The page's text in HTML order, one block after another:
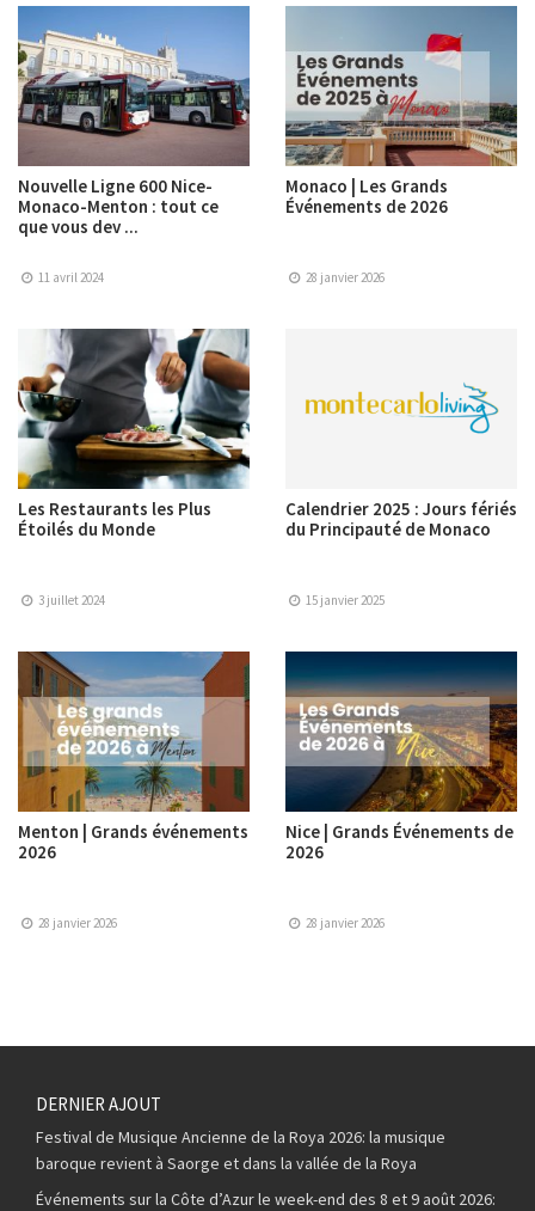
Nouvelle Ligne 600 Nice-
Monaco-Menton : tout ce
que vous dev ...
11 avril 2024
Monaco | Les Grands
Événements de 2026
28 janvier 2026
Les Restaurants les Plus
Étoilés du Monde
3 juillet 2024
Calendrier 2025 : Jours fériés
du Principauté de Monaco
15 janvier 2025
Menton | Grands événements
2026
28 janvier 2026
Nice | Grands Événements de
2026
28 janvier 2026
DERNIER AJOUT
Festival de Musique Ancienne de la Roya 2026: la musique
baroque revient à Saorge et dans la vallée de la Roya
Événements sur la Côte d’Azur le week-end des 8 et 9 août 2026: